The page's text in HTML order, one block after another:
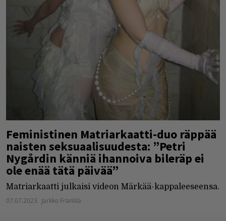
Feministinen Matriarkaatti-duo räppää
naisten seksuaalisuudesta: ”Petri
Nygårdin känniä ihannoiva bileräp ei
ole enää tätä päivää”
Matriarkaatti julkaisi videon Märkää-kappaleeseensa.
07.07.2023 Jarkko Fräntilä